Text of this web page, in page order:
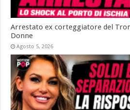
Arrestato ex corteggiatore del
Donne
Agosto 5, 2026